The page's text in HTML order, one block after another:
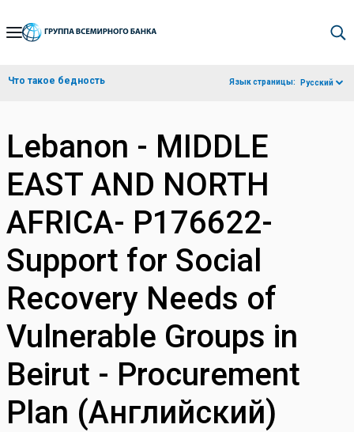
Skip
Navigation
Что такое бедность Язык страницы: Русский
Lebanon - MIDDLE
EAST AND NORTH
AFRICA- P176622-
Support for Social
Recovery Needs of
Vulnerable Groups in
Beirut - Procurement
Plan (Английский)